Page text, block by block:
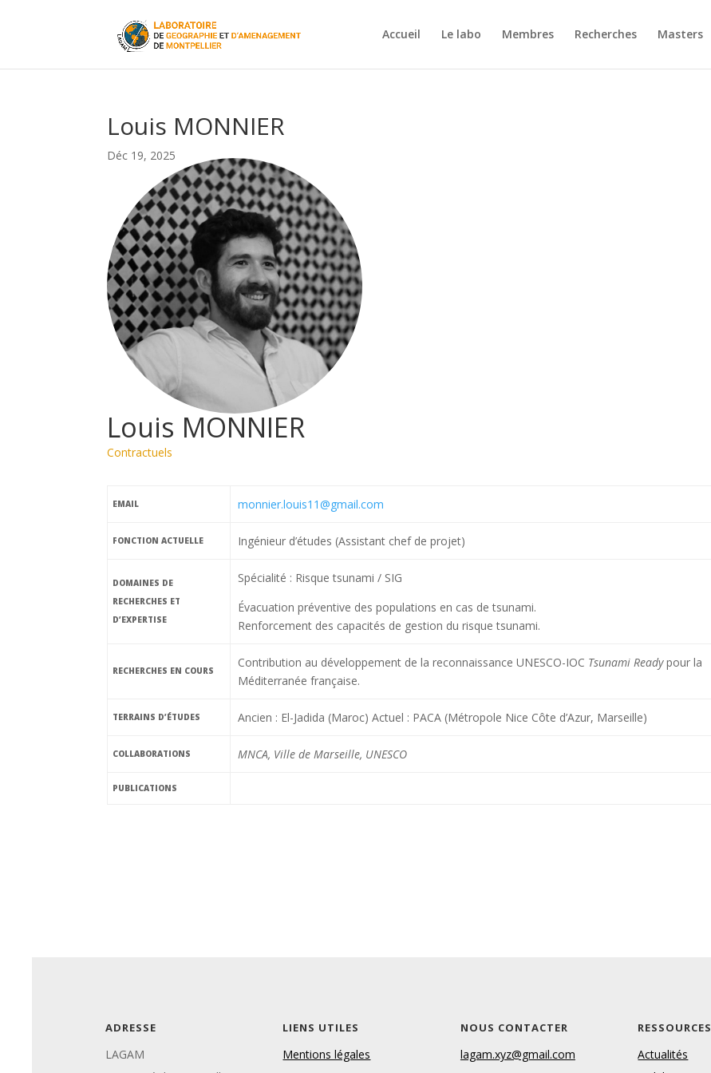
Accueil Le labo Membres Recherches Masters
Louis MONNIER
Déc 19, 2025
Louis MONNIER
Contractuels
EMAIL monnier.louis11@gmail.com
FONCTION ACTUELLE Ingénieur d’études (Assistant chef de projet)
DOMAINES DE
RECHERCHES ET
D’EXPERTISE
Spécialité : Risque tsunami / SIG
Évacuation préventive des populations en cas de tsunami.
Renforcement des capacités de gestion du risque tsunami.
RECHERCHES EN COURS
Contribution au développement de la reconnaissance UNESCO-IOC Tsunami Readypour la
Méditerranée française.
TERRAINS D’ÉTUDES Ancien : El-Jadida (Maroc) Actuel : PACA (Métropole Nice Côte d’Azur, Marseille)
COLLABORATIONS MNCA, Ville de Marseille, UNESCO
PUBLICATIONS
ADRESSE
LAGAM
LIENS UTILES
Mentions légales
NOUS CONTACTER
lagam.xyz@gmail.com
RESSOURCES
Actualités